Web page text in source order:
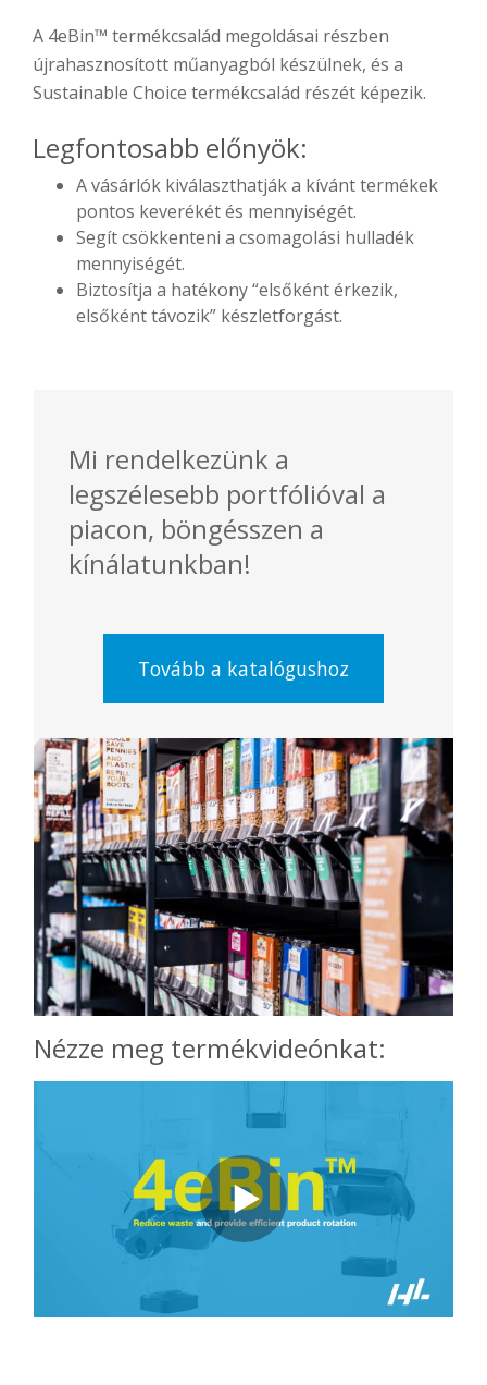
A 4eBin™ termékcsalád megoldásai részben
újrahasznosított műanyagból készülnek, és a
Sustainable Choice termékcsalád részét képezik.
Legfontosabb előnyök:
A vásárlók kiválaszthatják a kívánt termékek
pontos keverékét és mennyiségét.
Segít csökkenteni a csomagolási hulladék
mennyiségét.
Biztosítja a hatékony “elsőként érkezik,
elsőként távozik” készletforgást.
Mi rendelkezünk a
legszélesebb portfólióval a
piacon, böngésszen a
kínálatunkban!
Tovább a katalógushoz
Nézze meg termékvideónkat: